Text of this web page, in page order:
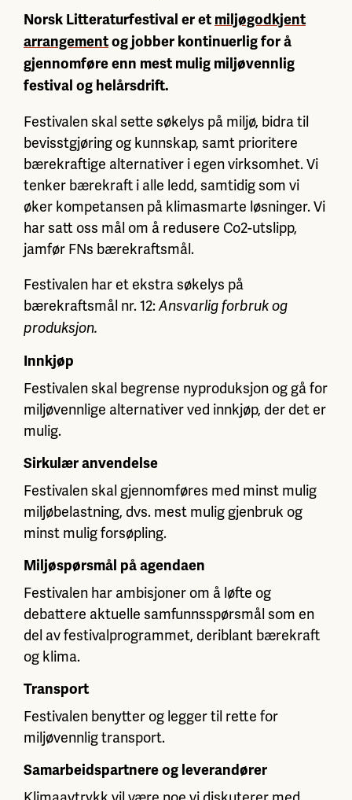
Norsk Litteraturfestival er etmiljøgodkjent
arrangementog jobber kontinuerlig for å
gjennomføre enn mest mulig miljøvennlig
festival og helårsdrift.
Festivalen skal sette søkelys på miljø, bidra til
bevisstgjøring og kunnskap, samt prioritere
bærekraftige alternativer i egen virksomhet. Vi
tenker bærekraft i alle ledd, samtidig som vi
øker kompetansen på klimasmarte løsninger. Vi
har satt oss mål om å redusere Co2-utslipp,
jamfør FNs bærekraftsmål.
Festivalen har et ekstra søkelys på
bærekraftsmål nr. 12:Ansvarlig forbruk og
produksjon.
Innkjøp
Festivalen skal begrense nyproduksjon og gå for
miljøvennlige alternativer ved innkjøp, der det er
mulig.
Sirkulær anvendelse
Festivalen skal gjennomføres med minst mulig
miljøbelastning, dvs. mest mulig gjenbruk og
minst mulig forsøpling.
Miljøspørsmål på agendaen
Festivalen har ambisjoner om å løfte og
debattere aktuelle samfunnsspørsmål som en
del av festivalprogrammet, deriblant bærekraft
og klima.
Transport
Festivalen benytter og legger til rette for
miljøvennlig transport.
Samarbeidspartnere og leverandører